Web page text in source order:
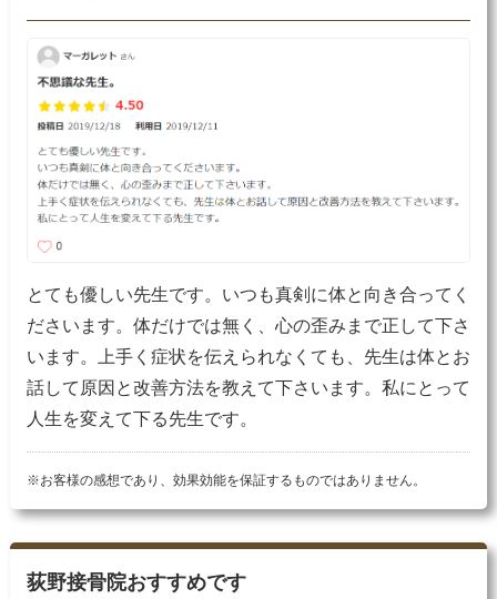
とても優しい先生です。いつも真剣に体と向き合ってく
ださいます。体だけでは無く、心の歪みまで正して下さ
います。上手く症状を伝えられなくても、先生は体とお
話して原因と改善方法を教えて下さいます。私にとって
人生を変えて下る先生です。
※お客様の感想であり、効果効能を保証するものではありません。
荻野接骨院おすすめです